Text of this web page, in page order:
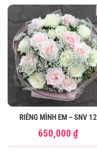
RIÊNG MÌNH EM – SNV 12
650,000 ₫